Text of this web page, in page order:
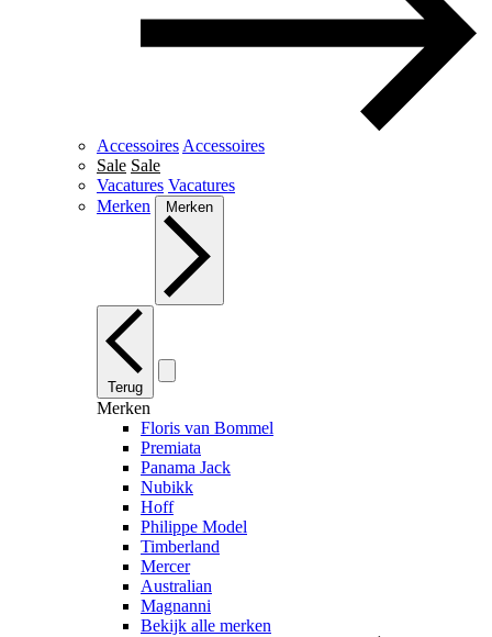
Accessoires Accessoires
Sale Sale
Vacatures Vacatures
Merken
Merken
Terug
Merken
Floris van Bommel
Premiata
Panama Jack
Nubikk
Hoff
Philippe Model
Timberland
Mercer
Australian
Magnanni
Bekijk alle merken